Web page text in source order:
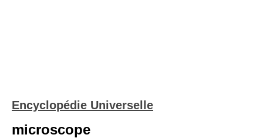
Encyclopédie Universelle
microscope